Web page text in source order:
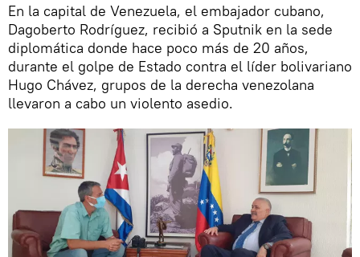
En la capital de Venezuela, el embajador cubano,
Dagoberto Rodríguez, recibió a Sputnik en la sede
diplomática donde hace poco más de 20 años,
durante el golpe de Estado contra el líder bolivariano
Hugo Chávez, grupos de la derecha venezolana
llevaron a cabo un violento asedio.